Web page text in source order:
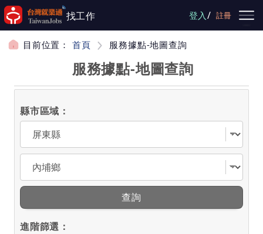
跳到主要內容
找工作 登入/ 註冊
目前位置： 首頁 服務據點-地圖查詢
服務據點-地圖查詢
縣市區域：
選擇縣市
選擇區域
查詢
進階篩選：